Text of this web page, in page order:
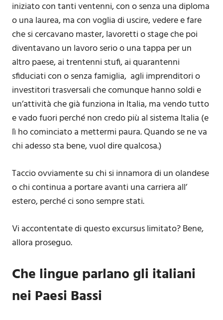
iniziato con tanti ventenni, con o senza una diploma
o una laurea, ma con voglia di uscire, vedere e fare
che si cercavano master, lavoretti o stage che poi
diventavano un lavoro serio o una tappa per un
altro paese, ai trentenni stufi, ai quarantenni
sfiduciati con o senza famiglia, agli imprenditori o
investitori trasversali che comunque hanno soldi e
un’attività che già funziona in Italia, ma vendo tutto
e vado fuori perché non credo più al sistema Italia (e
lì ho cominciato a mettermi paura. Quando se ne va
chi adesso sta bene, vuol dire qualcosa.)
Taccio ovviamente su chi si innamora di un olandese
o chi continua a portare avanti una carriera all’
estero, perché ci sono sempre stati.
Vi accontentate di questo excursus limitato? Bene,
allora proseguo.
Che lingue parlano gli italiani
nei Paesi Bassi